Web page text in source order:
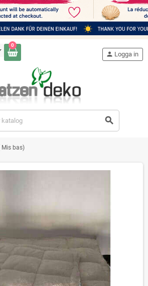
0
search
person Logga in
Mis bas)